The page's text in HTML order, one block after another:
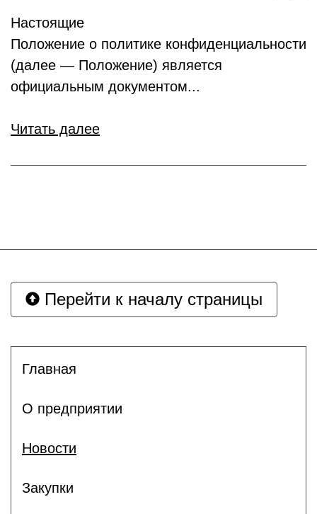
Настоящие
Положение о политике конфиденциальности
(далее — Положение) является
официальным документом...
Читать далее
Перейти к началу страницы
Главная
О предприятии
Новости
Закупки